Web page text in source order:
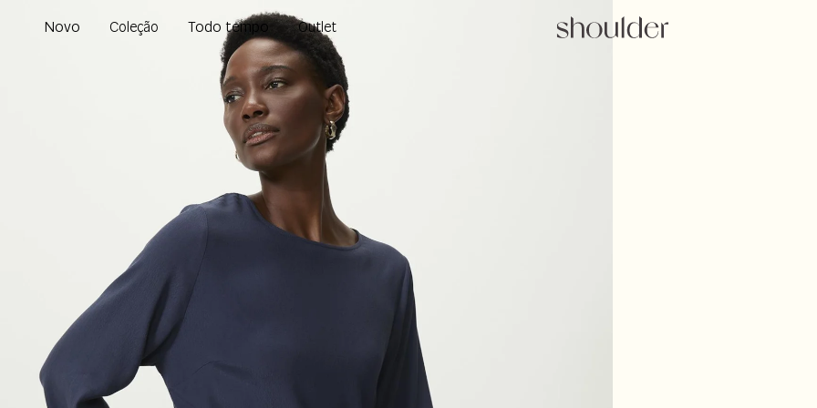
Novo Coleção Todo tempo Outlet